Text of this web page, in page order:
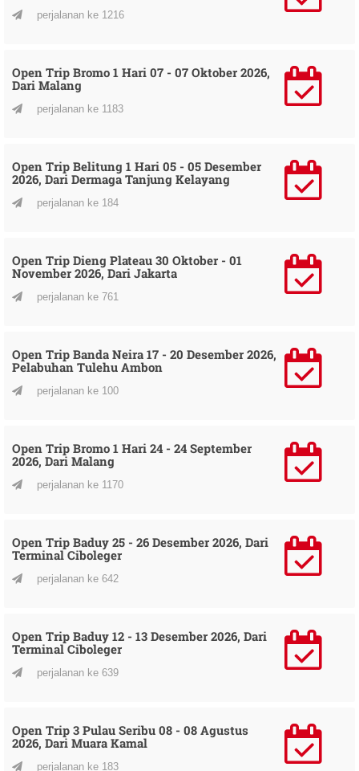
perjalanan ke 1216
Open Trip Bromo 1 Hari 07 - 07 Oktober 2026,
Dari Malang
perjalanan ke 1183
Open Trip Belitung 1 Hari 05 - 05 Desember
2026, Dari Dermaga Tanjung Kelayang
perjalanan ke 184
Open Trip Dieng Plateau 30 Oktober - 01
November 2026, Dari Jakarta
perjalanan ke 761
Open Trip Banda Neira 17 - 20 Desember 2026,
Pelabuhan Tulehu Ambon
perjalanan ke 100
Open Trip Bromo 1 Hari 24 - 24 September
2026, Dari Malang
perjalanan ke 1170
Open Trip Baduy 25 - 26 Desember 2026, Dari
Terminal Ciboleger
perjalanan ke 642
Open Trip Baduy 12 - 13 Desember 2026, Dari
Terminal Ciboleger
perjalanan ke 639
Open Trip 3 Pulau Seribu 08 - 08 Agustus
2026, Dari Muara Kamal
perjalanan ke 183